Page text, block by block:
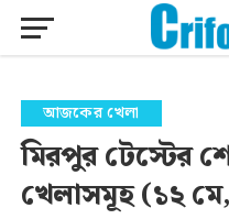
আজকের খেলা
মিরপুর টেস্টের
খেলাসমূহ (১২